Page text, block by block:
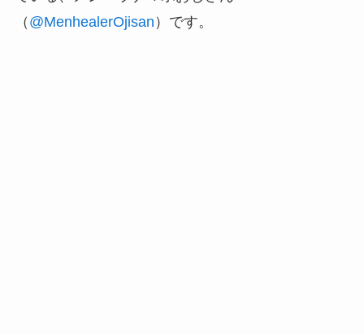
（ @MenhealerOjisan ）です。